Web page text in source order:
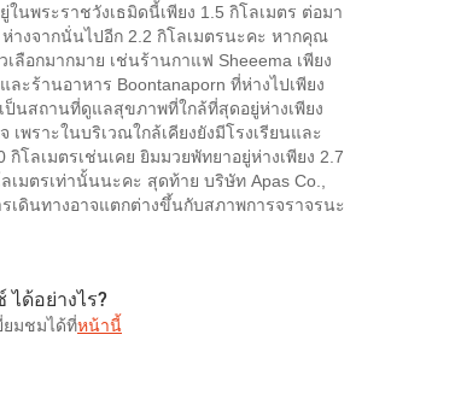
ในพระราชวังเธมิดนี้เพียง 1.5 กิโลเมตร ต่อมา
างจากนั่นไปอีก 2.2 กิโลเมตรนะคะ หากคุณ
ลือกมากมาย เช่นร้านกาแฟ Sheeema เพียง
ะร้านอาหาร Boontanaporn ที่ห่างไปเพียง
ป็นสถานที่ดูแลสุขภาพที่ใกล้ที่สุดอยู่ห่างเพียง
พราะในบริเวณใกล้เคียงยังมีโรงเรียนและ
โลเมตรเช่นเคย ยิมมวยพัทยาอยู่ห่างเพียง 2.7
เมตรเท่านั้นนะคะ สุดท้าย บริษัท Apas Co.,
เดินทางอาจแตกต่างขึ้นกับสภาพการจราจรนะ
ได้อย่างไร?
ยมชมได้ที่หน้านี้